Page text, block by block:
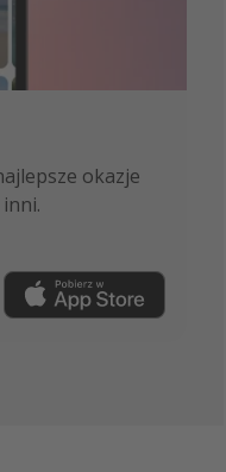
okazje
WhatsApp
porady